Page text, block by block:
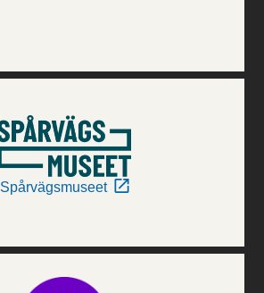
Spårvägsmuseet